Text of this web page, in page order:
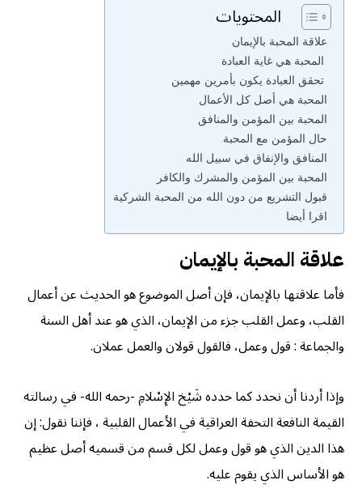
المحتويات
علاقة المحبة بالإيمان
المحبة هي غاية العبادة
تحقق العبادة يكون بأمرين مهمين
المحبة هي أصل كل الأعمال
المحبة بين المؤمن والمنافق
حال المؤمن مع المحبة
المنافق والإنفاق في سبيل الله
المحبة بين المؤمن والمشرك والكافر
قبول التشريع من دون الله من المحبة الشركية
اقرا أيضا
علاقة المحبة بالإيمان
فأما علاقتها بالإيمان، فإن أصل الموضوع هو الحديث عن أعمال
القلب، وعمل القلب جزء من الإيمان، الذي هو عند أهل السنة
والجماعة : قول وعمل، فالقول قولان والعمل عملان.
وإذا أردنا أن نحدد كما حدده شَيْخ الإِسْلامِ -رحمه الله- في رسالته
القيمة النافعة التحفة العراقية في الأعمال القلبية ، فإننا نقول: إن
هذا الدين الذي هو قول وعمل لكل قسم من قسميه أصل عظيم
هو الأساس الذي يقوم عليه.